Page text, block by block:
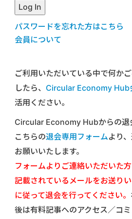
パスワードを忘れた方はこちら
会員について
ご利用いただいている中で何か
したら、 Circular Economy Hub
活用ください。
Circular Economy Hubからの退
こちらの退会専用フォームより
お願いいたします。
フォームよりご連絡いただいた
記載されているメールをお送り
に従って退会を行ってください。
後は有料記事へのアクセス／コ